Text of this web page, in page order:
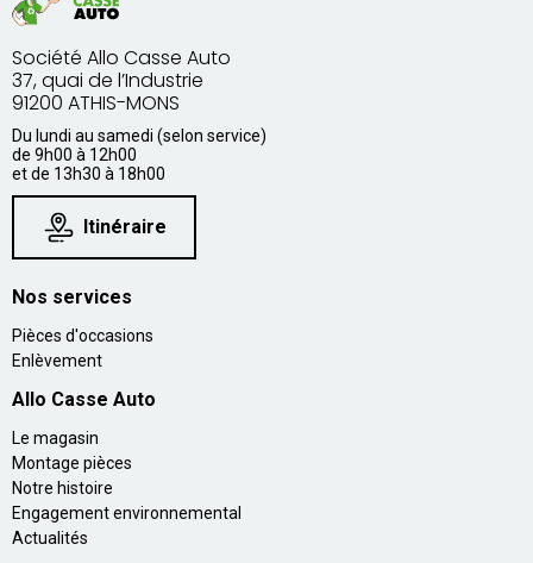
Société Allo Casse Auto
37, quai de l’Industrie
91200 ATHIS-MONS
Du lundi au samedi (selon service)
de 9h00 à 12h00
et de 13h30 à 18h00
Itinéraire
Nos services
Pièces d'occasions
Enlèvement
Allo Casse Auto
Le magasin
Montage pièces
Notre histoire
Engagement environnemental
Actualités